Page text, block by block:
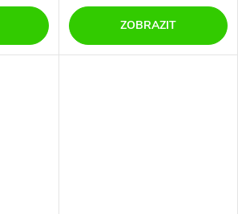
ZOBRAZIT